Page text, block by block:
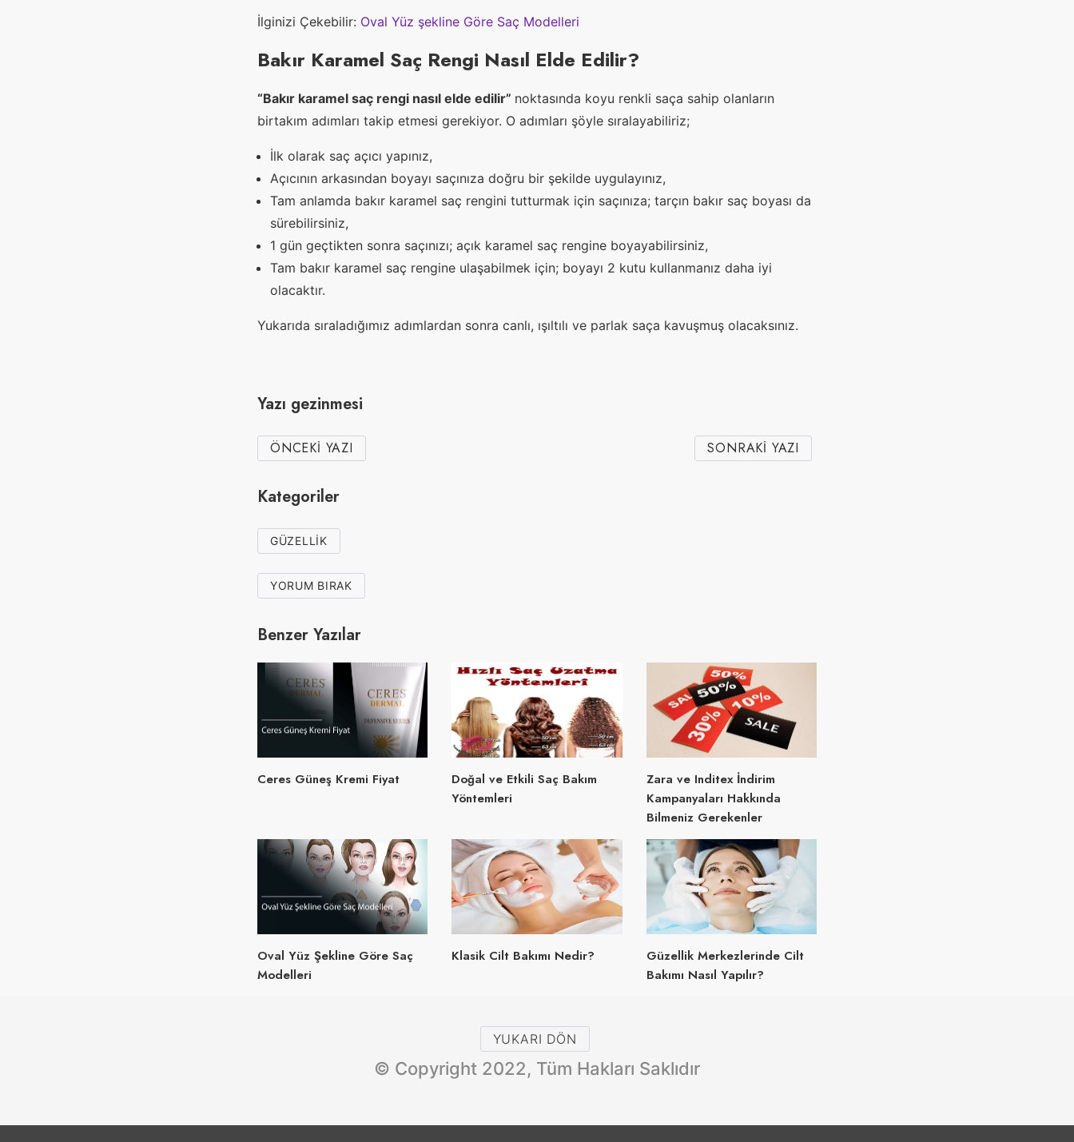
İlginizi Çekebilir: Oval Yüz şekline Göre Saç Modelleri
Bakır Karamel Saç Rengi Nasıl Elde Edilir?
“Bakır karamel saç rengi nasıl elde edilir” noktasında koyu renkli saça sahip olanların
birtakım adımları takip etmesi gerekiyor. O adımları şöyle sıralayabiliriz;
İlk olarak saç açıcı yapınız,
Açıcının arkasından boyayı saçınıza doğru bir şekilde uygulayınız,
Tam anlamda bakır karamel saç rengini tutturmak için saçınıza; tarçın bakır saç boyası da
sürebilirsiniz,
1 gün geçtikten sonra saçınızı; açık karamel saç rengine boyayabilirsiniz,
Tam bakır karamel saç rengine ulaşabilmek için; boyayı 2 kutu kullanmanız daha iyi
olacaktır.
Yukarıda sıraladığımız adımlardan sonra canlı, ışıltılı ve parlak saça kavuşmuş olacaksınız.
Yazı gezinmesi
ÖNCEKI YAZI SONRAKI YAZI
Kategoriler
GÜZELLIK
YORUM BIRAK
Benzer Yazılar
Ceres Güneş Kremi Fiyat
Doğal ve Etkili Saç Bakım
Yöntemleri
Zara ve Inditex İndirim
Kampanyaları Hakkında
Bilmeniz Gerekenler
Oval Yüz Şekline Göre Saç
Modelleri
Klasik Cilt Bakımı Nedir?
Güzellik Merkezlerinde Cilt
Bakımı Nasıl Yapılır?
YUKARI DÖN
© Copyright 2022, Tüm Hakları Saklıdır